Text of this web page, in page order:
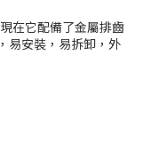
在它配備了金屬排齒
易安裝，易拆卸，外